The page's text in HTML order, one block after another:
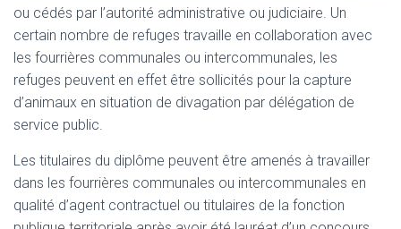
ou cédés par l’autorité administrative ou judiciaire. Un
certain nombre de refuges travaille en collaboration avec
les fourrières communales ou intercommunales, les
refuges peuvent en effet être sollicités pour la capture
d’animaux en situation de divagation par délégation de
service public.
Les titulaires du diplôme peuvent être amenés à travailler
dans les fourrières communales ou intercommunales en
qualité d’agent contractuel ou titulaires de la fonction